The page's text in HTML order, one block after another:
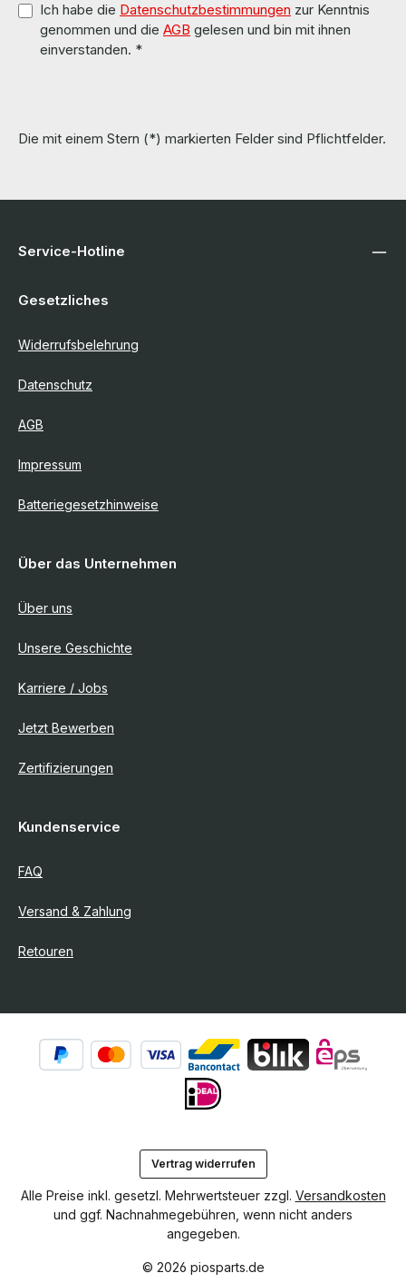
Ich habe die Datenschutzbestimmungen zur Kenntnis
genommen und die AGB gelesen und bin mit ihnen
einverstanden. *
Die mit einem Stern (*) markierten Felder sind Pflichtfelder.
Service-Hotline
Gesetzliches
Widerrufsbelehrung
Datenschutz
AGB
Impressum
Batteriegesetzhinweise
Über das Unternehmen
Über uns
Unsere Geschichte
Karriere / Jobs
Jetzt Bewerben
Zertifizierungen
Kundenservice
FAQ
Versand & Zahlung
Retouren
Vertrag widerrufen
© 2026 piosparts.de
Alle Preise inkl. gesetzl. Mehrwertsteuer zzgl. Versandkosten
und ggf. Nachnahmegebühren, wenn nicht anders
angegeben.